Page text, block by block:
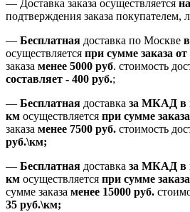
— Доставка заказа осуществляется на
подтверждения заказа покупателем,
— Бесплатная доставка по Москве
осуществляется при сумме заказа от
заказа менее 5000 руб. стоимость
составляет - 400 руб.;
— Бесплатная доставка за МКАД в
км осуществляется при сумме заказа
заказа менее 7500 руб. стоимость
руб.\км;
— Бесплатная доставка за МКАД в
км осуществляется при сумме заказа
сумме заказа менее 15000 руб.
35 руб.\км;